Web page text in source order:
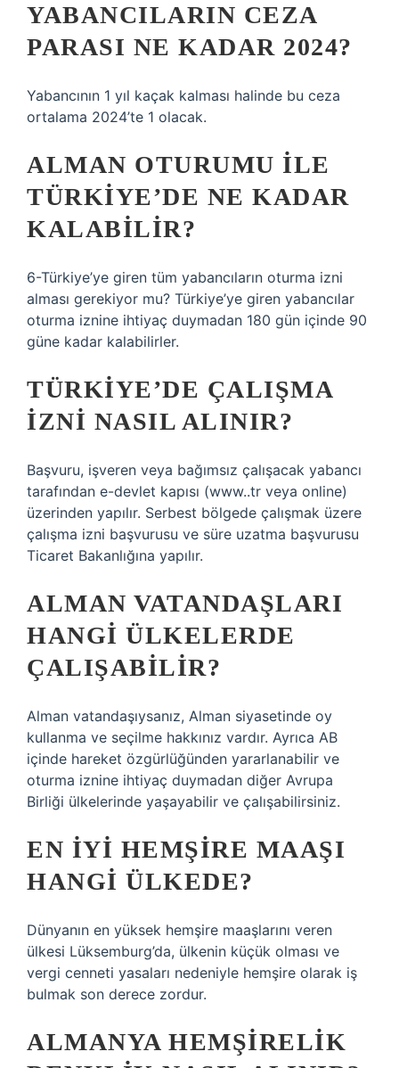
YABANCILARIN CEZA
PARASI NE KADAR 2024?
Yabancının 1 yıl kaçak kalması halinde bu ceza
ortalama 2024’te 1 olacak.
ALMAN OTURUMU ILE
TÜRKIYE’DE NE KADAR
KALABILIR?
6-Türkiye’ye giren tüm yabancıların oturma izni
alması gerekiyor mu? Türkiye’ye giren yabancılar
oturma iznine ihtiyaç duymadan 180 gün içinde 90
güne kadar kalabilirler.
TÜRKIYE’DE ÇALIŞMA
IZNI NASIL ALINIR?
Başvuru, işveren veya bağımsız çalışacak yabancı
tarafından e-devlet kapısı (www..tr veya online)
üzerinden yapılır. Serbest bölgede çalışmak üzere
çalışma izni başvurusu ve süre uzatma başvurusu
Ticaret Bakanlığına yapılır.
ALMAN VATANDAŞLARI
HANGI ÜLKELERDE
ÇALIŞABILIR?
Alman vatandaşıysanız, Alman siyasetinde oy
kullanma ve seçilme hakkınız vardır. Ayrıca AB
içinde hareket özgürlüğünden yararlanabilir ve
oturma iznine ihtiyaç duymadan diğer Avrupa
Birliği ülkelerinde yaşayabilir ve çalışabilirsiniz.
EN IYI HEMŞIRE MAAŞI
HANGI ÜLKEDE?
Dünyanın en yüksek hemşire maaşlarını veren
ülkesi Lüksemburg’da, ülkenin küçük olması ve
vergi cenneti yasaları nedeniyle hemşire olarak iş
bulmak son derece zordur.
ALMANYA HEMŞIRELIK